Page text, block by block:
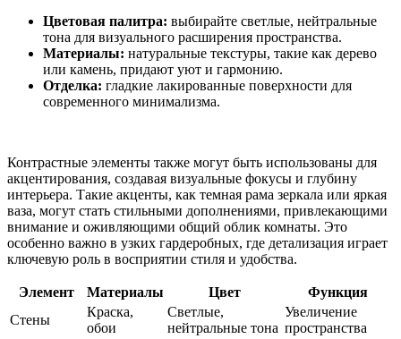
Цветовая палитра: выбирайте светлые, нейтральные
тона для визуального расширения пространства.
Материалы: натуральные текстуры, такие как дерево
или камень, придают уют и гармонию.
Отделка: гладкие лакированные поверхности для
современного минимализма.
Контрастные элементы также могут быть использованы для
акцентирования, создавая визуальные фокусы и глубину
интерьера. Такие акценты, как темная рама зеркала или яркая
ваза, могут стать стильными дополнениями, привлекающими
внимание и оживляющими общий облик комнаты. Это
особенно важно в узких гардеробных, где детализация играет
ключевую роль в восприятии стиля и удобства.
Элемент Материалы Цвет
Функция
Стены
Краска,
обои
Светлые,
нейтральные тона
Увеличение
пространства